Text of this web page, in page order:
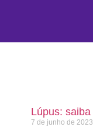
Lúpus:
7 de junho de 2023